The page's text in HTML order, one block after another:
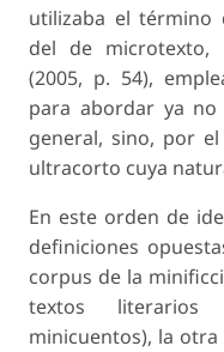
utilizaba el término
del de microtexto,
(2005, p. 54),
para abordar ya
general, sino, por
ultracorto cuya
En este orden de
definiciones
corpus de la
textos literarios
minicuentos), la